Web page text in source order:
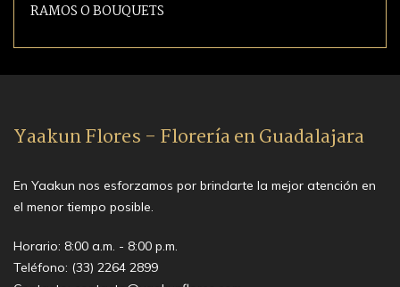
RAMOS O BOUQUETS
Yaakun Flores - Florería en Guadalajara
En Yaakun nos esforzamos por brindarte la mejor atención en
el menor tiempo posible.
Horario: 8:00 a.m. - 8:00 p.m.
Teléfono: (33) 2264 2899